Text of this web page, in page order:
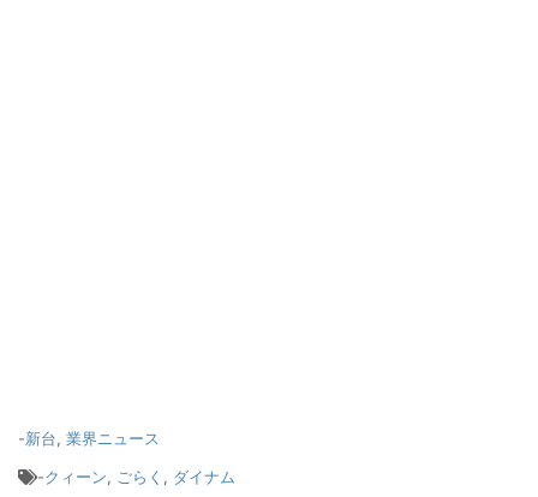
-新台, 業界ニュース
-クィーン, ごらく , ダイナム